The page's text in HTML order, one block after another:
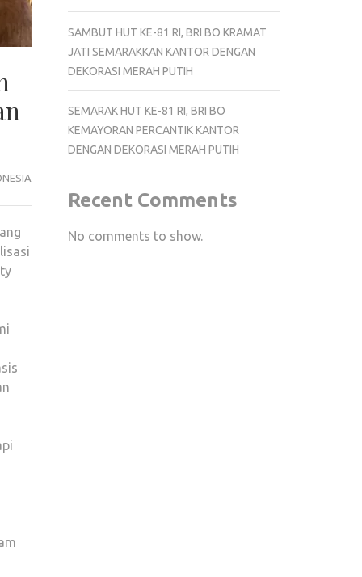
SAMBUT HUT KE-81 RI, BRI BO KRAMAT
JATI SEMARAKKAN KANTOR DENGAN
DEKORASI MERAH PUTIH
SEMARAK HUT KE-81 RI, BRI BO
KEMAYORAN PERCANTIK KANTOR
DENGAN DEKORASI MERAH PUTIH
Recent Comments
No comments to show.